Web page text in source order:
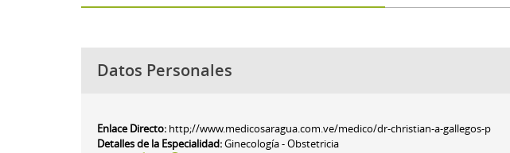
Datos Personales
Enlace Directo: http;//www.medicosaragua.com.ve/medico/dr-christian-a-gallegos-p
Detalles de la Especialidad:Ginecología - Obstetricia